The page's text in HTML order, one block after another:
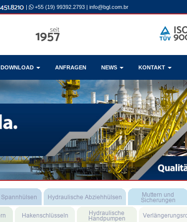
| +55 (19) 99392.2793 | info@bgl.com.br
DOWNLOAD ANFRAGEN NEWS KONTAKT